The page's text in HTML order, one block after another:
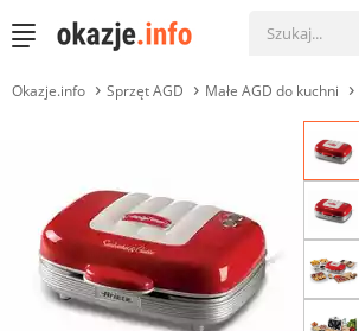
Okazje.info Sprzęt AGD Małe AGD do kuchni